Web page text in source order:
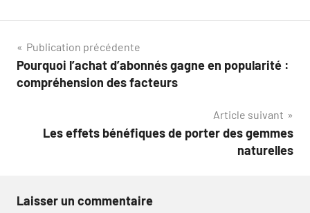
Navigation
de
Publication précédente
Pourquoi l’achat d’abonnés gagne en popularité :
compréhension des facteurs
Article suivant
Les effets bénéfiques de porter des gemmes
naturelles
Laisser un commentaire